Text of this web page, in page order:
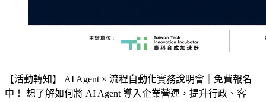
【活動轉知】 AI Agent × 流程自動化實務說明會｜免費報名
中！ 想了解如何將 AI Agent 導入企業營運，提升行政、客